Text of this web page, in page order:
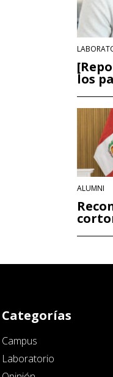
los
ALUMNI
Categorías
Campus
Laboratorio